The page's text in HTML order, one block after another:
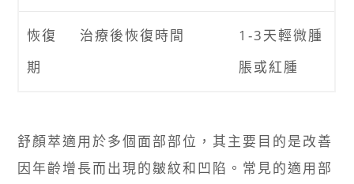
恢復
期
治療後恢復時間
1-3天輕微腫
脹或紅腫
舒顏萃適用於多個面部部位，其主要目的是改善
因年齡增長而出現的皺紋和凹陷。常見的適用部